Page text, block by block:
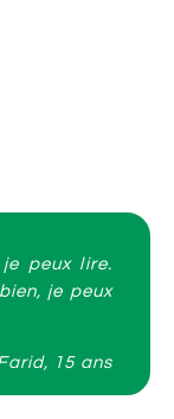
je peux lire.
je peux
15 ans